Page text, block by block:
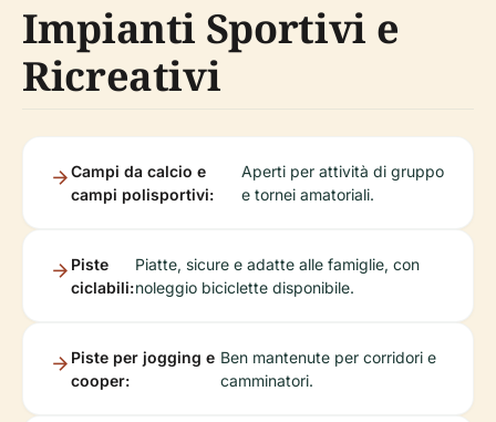
Impianti Sportivi e
Ricreativi
Campi da calcio e
campi polisportivi:
Aperti per attività di gruppo
e tornei amatoriali.
Piste
ciclabili:
Piatte, sicure e adatte alle famiglie, con
noleggio biciclette disponibile.
Piste per jogging e
cooper:
Ben mantenute per corridori e
camminatori.